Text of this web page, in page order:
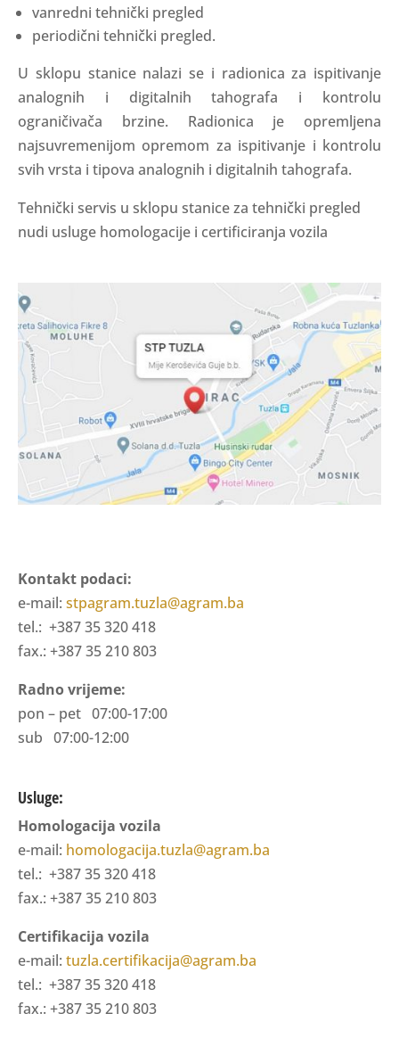
vanredni tehnički pregled
periodični tehnički pregled.
U sklopu stanice nalazi se i radionica za ispitivanje
analognih i digitalnih tahografa i kontrolu
ograničivača brzine. Radionica je opremljena
najsuvremenijom opremom za ispitivanje i kontrolu
svih vrsta i tipova analognih i digitalnih tahografa.
Tehnički servis u sklopu stanice za tehnički pregled
nudi usluge homologacije i certificiranja vozila
Kontakt podaci:
e-mail: stpagram.tuzla@agram.ba
tel.: +387 35 320 418
fax.: +387 35 210 803
Radno vrijeme:
pon – pet 07:00-17:00
sub 07:00-12:00
Usluge:
Homologacija vozila
e-mail: homologacija.tuzla@agram.ba
tel.: +387 35 320 418
fax.: +387 35 210 803
Certifikacija vozila
e-mail: tuzla.certifikacija@agram.ba
tel.: +387 35 320 418
fax.: +387 35 210 803